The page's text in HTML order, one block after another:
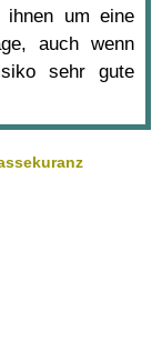
um eine
auch wenn
sehr gute